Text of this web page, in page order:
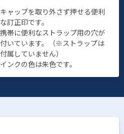
キャップを取り外さず押せる便利
な訂正印です。
携帯に便利なストラップ用の穴が
付いています。（※ストラップは
付属していません）
インクの色は朱色です。